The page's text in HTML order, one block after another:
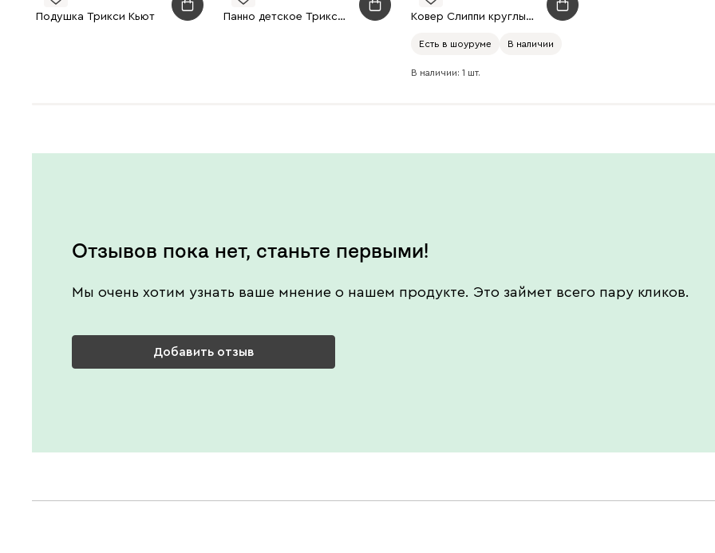
Подушка Трикси Кьют Панно детское Трикси Сонный 60x80 Ковер Слиппи круглый 100
Есть в шоуруме В наличии
В наличии: 1 шт.
Отзывов пока нет, станьте первыми!
Мы очень хотим узнать ваше мнение о нашем продукте. Это займет всего пару кликов.
Добавить отзыв